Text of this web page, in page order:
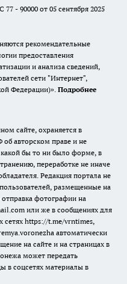
- 90000 от 05 сентября 2025
рекомендательные
предоставления
и анализа сведений,
сети "Интернет",
Федерации)». Подробнее
сайте, охраняется в
об авторском праве и не
бы то ни было форме, в
переработке не иначе
Редакция портала не
размещенные на
фотографии на
или же в сообщениях для
сетях https://t.me/vrntimes,
автоматически
на сайте и на страницах в
может передать
в соцсетях материалы в